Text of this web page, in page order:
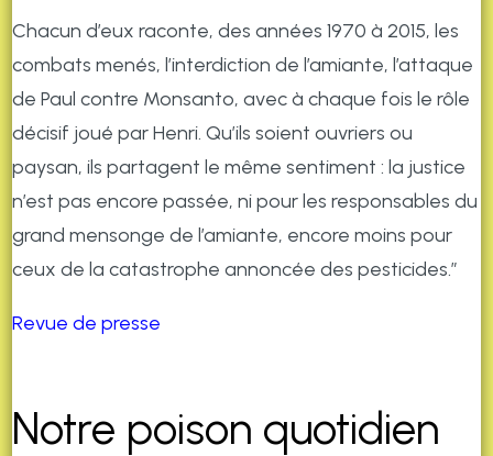
Chacun d’eux raconte, des années 1970 à 2015, les
combats menés, l’interdiction de l’amiante, l’attaque
de Paul contre Monsanto, avec à chaque fois le rôle
décisif joué par Henri. Qu’ils soient ouvriers ou
paysan, ils partagent le même sentiment : la justice
n’est pas encore passée, ni pour les responsables du
grand mensonge de l’amiante, encore moins pour
ceux de la catastrophe annoncée des pesticides.”
Revue de presse
Notre poison quotidien